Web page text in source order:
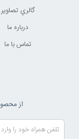
گالري تصاوير
درباره ما
تماس با ما
از